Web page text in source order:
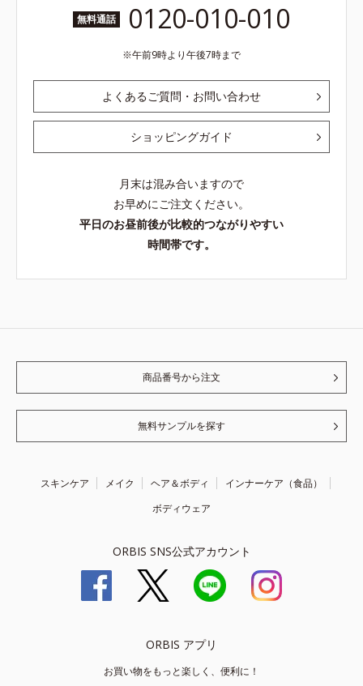
無料通話 0120-010-010
午前9時より午後7時まで
よくあるご質問・お問い合わせ
ショッピングガイド
月末は混み合いますので
お早めにご注文ください。
平日のお昼前後が比較的つながりやすい
時間帯です。
商品番号から注文
無料サンプルを探す
スキンケア メイク ヘア＆ボディ
インナーケア（食品）
ボディウェア
ORBIS SNS公式アカウント
ORBIS アプリ
お買い物をもっと楽しく、便利に！